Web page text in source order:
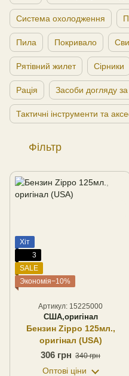
Система охолодження
Пила Покривало
Рятівний жилет Сірники
Рація Засоби догляду за
Тактичні інструменти та
Фільтр
Хіт
3
SALE
Экономія−10%
Артикул: 15225000
США,оригінал
Бензин Zippo 125мл.,
оригінал (USA)
306 грн 340 грн
Оптові ціни